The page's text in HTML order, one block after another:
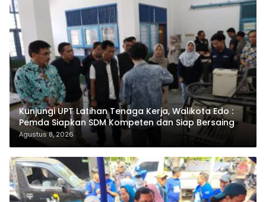
Kunjungi UPT Latihan Tenaga Kerja, Walikota Edo :
Pemda Siapkan SDM Kompeten dan Siap Bersaing
Agustus 8, 2026